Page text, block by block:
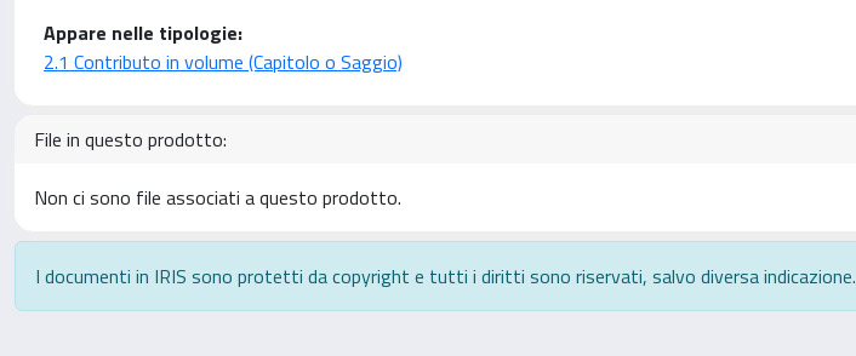
Appare nelle tipologie:
2.1 Contributo in volume (Capitolo o Saggio)
File in questo prodotto:
Non ci sono file associati a questo prodotto.
I documenti in IRIS sono protetti da copyright e tutti i diritti sono riservati, salvo diversa indicazione.